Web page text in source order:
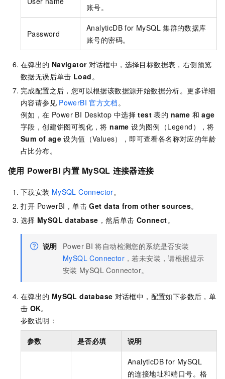
账号。
Password
AnalyticDB for MySQL 集群的数据库
账号的密码。
在弹出的 Navigator 对话框中，选择目标数据表，右侧预览
数据无误后单击 Load 。
完成配置之后，您可以根据该数据源开始数据分析。更多详细
内容请参见 PowerBI 官方文档 。
例如，在 Power BI Desktop 中选择test 表的 name 和age
字段，创建饼图可视化，将name 设为图例（Legend），将
Sum of age 设为值（Values），即可查看各名称对应的年龄
占比分布。
使用 PowerBI 内置 MySQL 连接器连接
下载安装 MySQL Connector。
打开 PowerBI，单击 Get data from other sources。
选择 MySQL database ，然后单击 Connect。
说明 Power BI 将自动检测您的系统是否安装
MySQL Connector ，若未安装，请根据提示
安装 MySQL Connector。
在弹出的 MySQL database 对话框中，配置如下参数后，单
击 OK。
参数说明：
参数 是否必填 说明
AnalyticDB for MySQL
的连接地址和端口号。格